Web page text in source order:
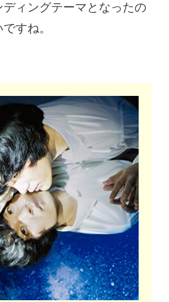
ィングテーマとなったの
すね。